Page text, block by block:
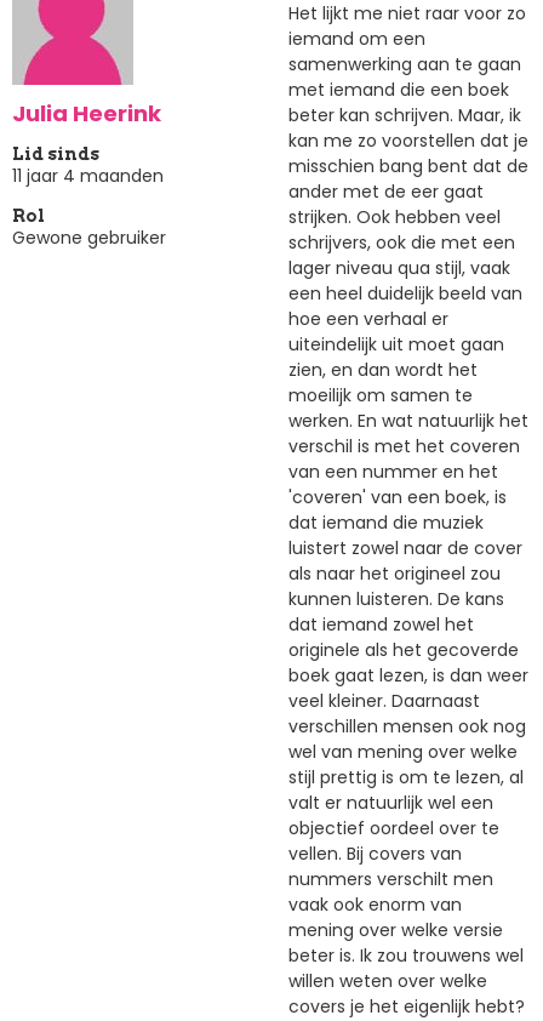
Julia Heerink
Lid sinds
11 jaar 4 maanden
Rol
Gewone gebruiker
Het lijkt me niet raar voor zo
iemand om een
samenwerking aan te gaan
met iemand die een boek
beter kan schrijven. Maar, ik
kan me zo voorstellen dat je
misschien bang bent dat de
ander met de eer gaat
strijken. Ook hebben veel
schrijvers, ook die met een
lager niveau qua stijl, vaak
een heel duidelijk beeld van
hoe een verhaal er
uiteindelijk uit moet gaan
zien, en dan wordt het
moeilijk om samen te
werken. En wat natuurlijk het
verschil is met het coveren
van een nummer en het
'coveren' van een boek, is
dat iemand die muziek
luistert zowel naar de cover
als naar het origineel zou
kunnen luisteren. De kans
dat iemand zowel het
originele als het gecoverde
boek gaat lezen, is dan weer
veel kleiner. Daarnaast
verschillen mensen ook nog
wel van mening over welke
stijl prettig is om te lezen, al
valt er natuurlijk wel een
objectief oordeel over te
vellen. Bij covers van
nummers verschilt men
vaak ook enorm van
mening over welke versie
beter is. Ik zou trouwens wel
willen weten over welke
covers je het eigenlijk hebt?